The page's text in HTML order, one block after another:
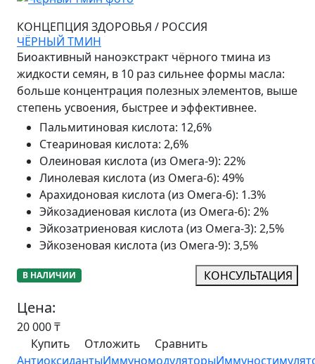
КОНЦЕПЦИЯ ЗДОРОВЬЯ / РОССИЯ
ЧЁРНЫЙ ТМИН
Биоактивный наноэкстракт чёрного тмина из
жидкости семян, в 10 раз сильнее формы масла:
больше концентрация полезных элементов, выше
степень усвоения, быстрее и эффективнее.
Пальмитиновая кислота: 12,6%
Стеариновая кислота: 2,6%
Олеиновая кислота (из Омега-9): 22%
Линолевая кислота (из Омега-6): 49%
Арахидоновая кислота (из Омега-6): 1.3%
Эйкозадиеновая кислота (из Омега-6): 2%
Эйкозатриеновая кислота (из Омега-3): 2,5%
Эйкозеновая кислота (из Омега-9): 3,5%
В НАЛИЧИИ КОНСУЛЬТАЦИЯ
Цена:
20 000₸
Купить
Отложить
Сравнить
АнтиоксидантыИммуномодуляторы